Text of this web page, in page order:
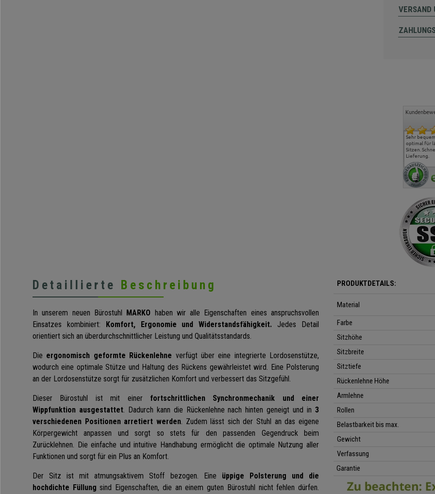
VERSAND
Sehr
optimal für
Sitzen.
Lieferung.
Detaillierte Beschreibung
In unserem neuen Bürostuhl MARKO haben wir alle Eigenschaften eines anspruchsvollen
Einsatzes kombiniert: Komfort, Ergonomie und Widerstandsfähigkeit. Jedes Detail
orientiert sich an überdurchschnittlicher Leistung und Qualitätsstandards.
Die ergonomisch geformte Rückenlehne verfügt über eine integrierte Lordosenstütze,
wodurch eine optimale Stütze und Haltung des Rückens gewährleistet wird. Eine Polsterung
an der Lordosenstütze sorgt für zusätzlichen Komfort und verbessert das Sitzgefühl.
Dieser Bürostuhl ist mit einer fortschrittlichen Synchronmechanik und einer
Wippfunktion ausgestattet. Dadurch kann die Rückenlehne nach hinten geneigt und in3
verschiedenen Positionen arretiert werden. Zudem lässt sich der Stuhl an das eigene
Körpergewicht anpassen und sorgt so stets für den passenden Gegendruck beim
Zurücklehnen. Die einfache und intuitive Handhabung ermöglicht die optimale Nutzung aller
Funktionen und sorgt für ein Plus an Komfort.
Der Sitz ist mit atmungsaktivem Stoff bezogen. Eine üppige Polsterung und die
hochdichte Füllung sind Eigenschaften, die an einem guten Bürostuhl nicht fehlen dürfen.
PRODUKTDETAILS:
Material
Farbe
Sitzhöhe
Sitzbreite
Sitztiefe
Rückenlehne Höhe
Armlehne
Rollen
Belastbarkeit bis max.
Gewicht
Verfassung
Garantie